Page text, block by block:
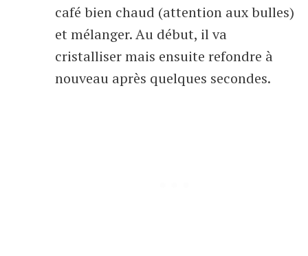
café bien chaud (attention aux bulles)
et mélanger. Au début, il va
cristalliser mais ensuite refondre à
nouveau après quelques secondes.